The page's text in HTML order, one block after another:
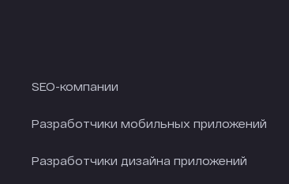
SEO-компании
Разработчики мобильных приложений
Разработчики дизайна приложений